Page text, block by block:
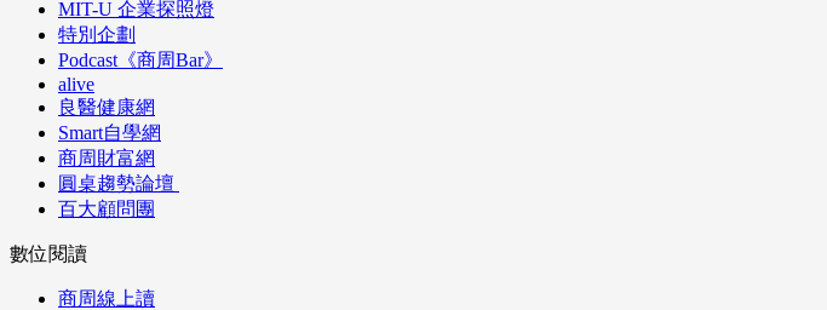
MIT-U 企業探照燈
特別企劃
Podcast《商周Bar》
alive
良醫健康網
Smart自學網
商周財富網
圓桌趨勢論壇
百大顧問團
數位閱讀
商周線上讀